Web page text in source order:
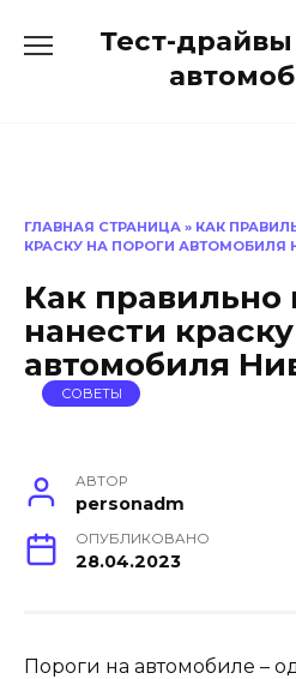
Тест-
ГЛАВНАЯ СТРАНИЦА » КАК
КРАСКУ НА ПОРОГИ АВТОМОБИЛЯ
Как правильно
нанести
автомобиля
СОВЕТЫ
АВТОР
personadm
ОПУБЛИКОВАНО
28.04.2023
Пороги на автомобиле –